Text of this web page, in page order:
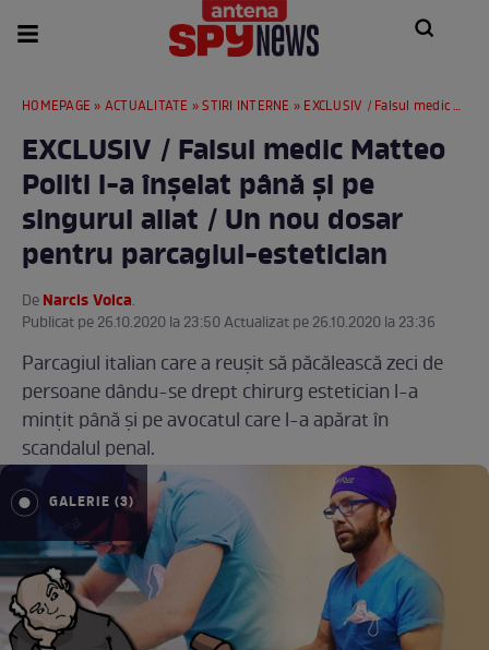
HOMEPAGE » ACTUALITATE »STIRI INTERNE » EXCLUSIV / Falsul medic Matteo Politi l-a înșelat până și pe singurul aliat / Un nou dosar pentru parcagiul-estetician
EXCLUSIV / Falsul medic Matteo
Politi l-a înșelat până și pe
singurul aliat / Un nou dosar
pentru parcagiul-estetician
DeNarcis Voica.
Publicat pe 26.10.2020 la 23:50 Actualizat pe 26.10.2020 la 23:36
Parcagiul italian care a reușit să păcălească zeci de
persoane dându-se drept chirurg estetician l-a
mințit până și pe avocatul care l-a apărat în
scandalul penal.
GALERIE (3)